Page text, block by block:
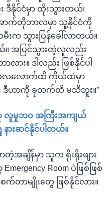
နိုင်ငံမှာ ထိုးသွားတယ်၊
က်တိုဘာလမှာ သူ့နိုင်ငံကို
မီးက သွားပြန်ခေါ်လာတယ်။
ယ်။ အပြင်သွားတဲ့လူလည်း
ား။ ဒါလည်း ဖြစ်နိုင်ပါ
တလလောက်ထိ ကိုယ်ထဲမှာ
ဒီဟာကို ခုထက်ထိ မသိဘူး။”
စုံ လူမှုဘဝ အကြီးအကျယ်
းဆင်နိုင်ပါတယ်။
အချိန်မှာ သူက ရိုးရိုးဖျား
Room ပဲဖြစ်ဖြစ်
တာမျိုးတွေ ဖြစ်နိုင်လား။